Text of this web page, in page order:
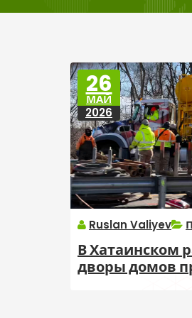
26
МАЙ
2026
Ruslan Valiyev
В Хатаинском
дворы домов